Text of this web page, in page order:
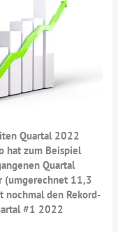
Quartal 2022
hat zum Beispiel
Quartal
(umgerechnet 11,3
den Rekord-
#1 2022